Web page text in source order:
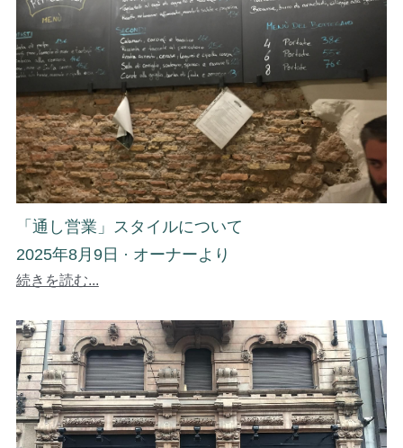
「通し営業」スタイルについて
2025年8月9日 · オーナーより
続きを読む...